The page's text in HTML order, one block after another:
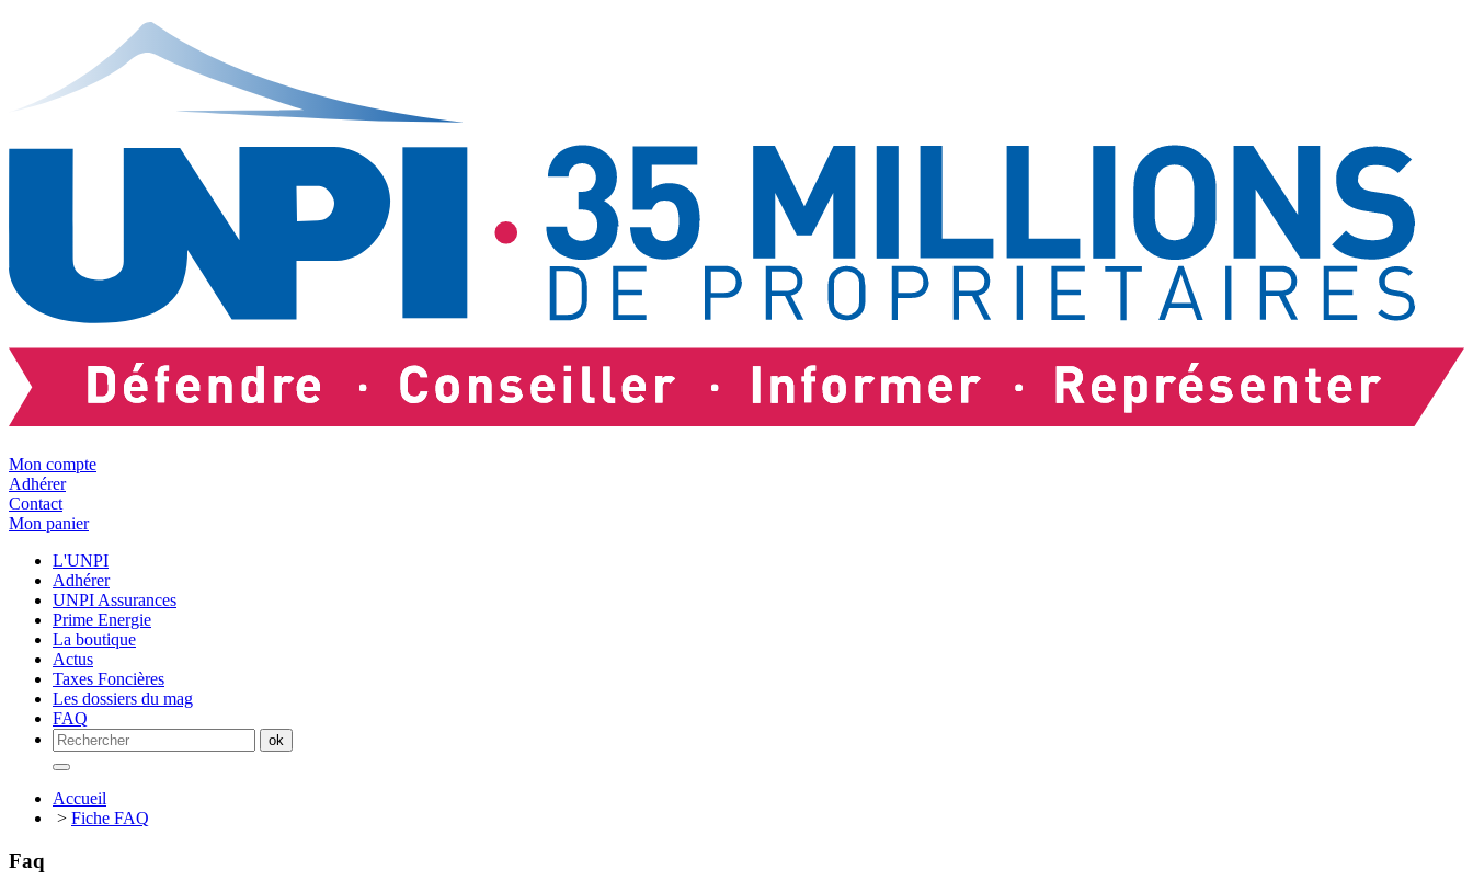
Mon compte
Adhérer
Contact
Mon panier
L'UNPI
Adhérer
UNPI Assurances
Prime Energie
La boutique
Actus
Taxes Foncières
Les dossiers du mag
FAQ
Accueil
> Fiche FAQ
Faq